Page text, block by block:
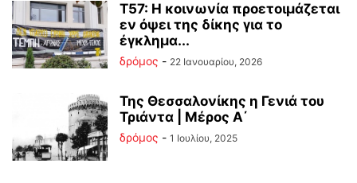
Τ57: Η κοινωνία προετοιμάζεται
εν όψει της δίκης για το
έγκλημα...
δρόμος - 22 Ιανουαρίου, 2026
Της Θεσσαλονίκης η Γενιά του
Τριάντα | Μέρος Α΄
δρόμος - 1 Ιουλίου, 2025